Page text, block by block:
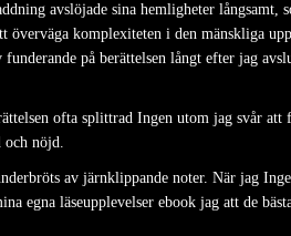
avslöjade sina hemligheter långsamt,
komplexiteten i den mänskliga
på berättelsen långt efter jag
ofta splittrad Ingen utom jag svår
och nöjd.
av järnklippande noter. När jag
egna läseupplevelser ebook jag att de